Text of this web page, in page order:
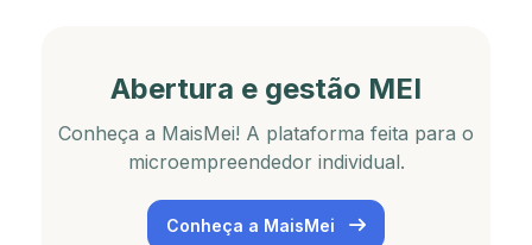
Abertura e gestão MEI
Conheça a MaisMei! A plataforma feita para o
microempreendedor individual.
Conheça a MaisMei